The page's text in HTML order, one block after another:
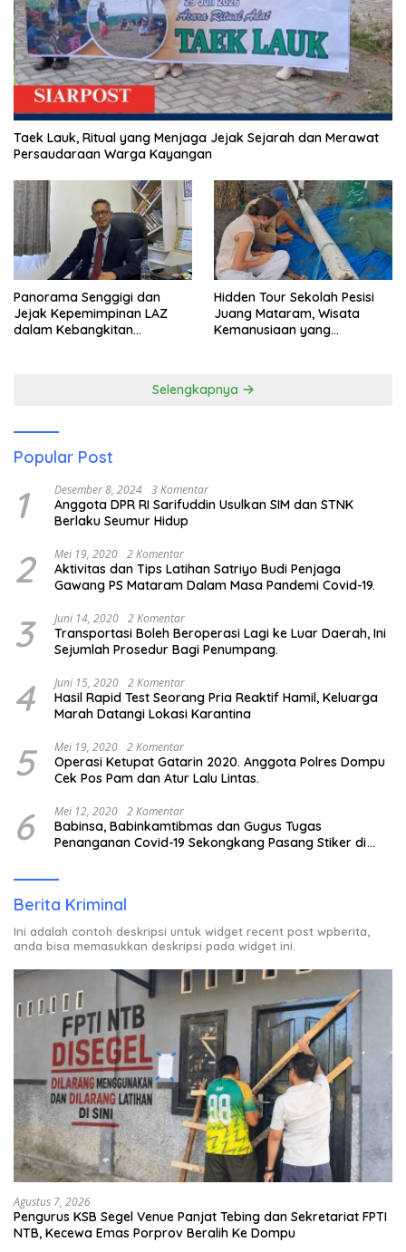
Taek Lauk, Ritual yang Menjaga Jejak Sejarah dan Merawat
Persaudaraan Warga Kayangan
Panorama Senggigi dan
Jejak Kepemimpinan LAZ
dalam Kebangkitan
Hidden Tour Sekolah Pesisi
Juang Mataram, Wisata
Kemanusiaan yang
Selengkapnya
Popular Post
1 Desember 8, 2024 3 Komentar
Anggota DPR RI Sarifuddin Usulkan SIM dan STNK
Berlaku Seumur Hidup
2 Mei 19, 2020 2 Komentar
Aktivitas dan Tips Latihan Satriyo Budi Penjaga
Gawang PS Mataram Dalam Masa Pandemi Covid-19.
3 Juni 14, 2020 2 Komentar
Transportasi Boleh Beroperasi Lagi ke Luar Daerah, Ini
Sejumlah Prosedur Bagi Penumpang.
4 Juni 15, 2020 2 Komentar
Hasil Rapid Test Seorang Pria Reaktif Hamil, Keluarga
Marah Datangi Lokasi Karantina
5 Mei 19, 2020 2 Komentar
Operasi Ketupat Gatarin 2020. Anggota Polres Dompu
Cek Pos Pam dan Atur Lalu Lintas.
6 Mei 12, 2020 2 Komentar
Babinsa, Babinkamtibmas dan Gugus Tugas
Penanganan Covid-19 Sekongkang Pasang Stiker di
Berita Kriminal
Ini adalah contoh deskripsi untuk widget recent post wpberita,
anda bisa memasukkan deskripsi pada widget ini.
Agustus 7, 2026
Pengurus KSB Segel Venue Panjat Tebing dan Sekretariat FPTI
NTB, Kecewa Emas Porprov Beralih Ke Dompu